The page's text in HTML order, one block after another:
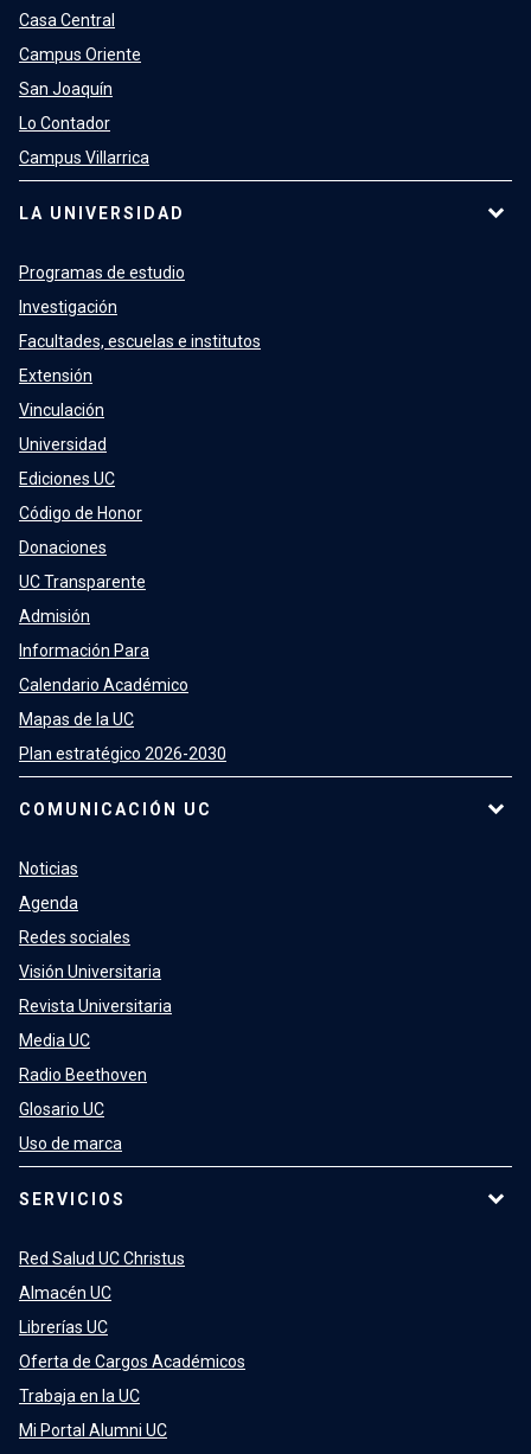
Casa Central
Campus Oriente
San Joaquín
Lo Contador
Campus Villarrica
LA UNIVERSIDAD
Programas de estudio
Investigación
Facultades, escuelas e institutos
Extensión
Vinculación
Universidad
Ediciones UC
Código de Honor
Donaciones
UC Transparente
Admisión
Información Para
Calendario Académico
Mapas de la UC
Plan estratégico 2026-2030
COMUNICACIÓN UC
Noticias
Agenda
Redes sociales
Visión Universitaria
Revista Universitaria
Media UC
Radio Beethoven
Glosario UC
Uso de marca
SERVICIOS
Red Salud UC Christus
Almacén UC
Librerías UC
Oferta de Cargos Académicos
Trabaja en la UC
Mi Portal Alumni UC